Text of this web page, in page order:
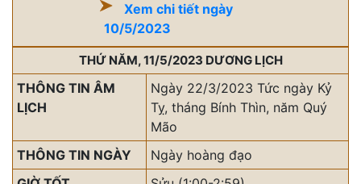
Xem chi tiết ngày
10/5/2023
THỨ NĂM, 11/5/2023 DƯƠNG LỊCH
THÔNG TIN ÂM
LỊCH
Ngày 22/3/2023 Tức ngày Kỷ
Tỵ, tháng Bính Thìn, năm Quý
Mão
THÔNG TIN NGÀY
Ngày hoàng đạo